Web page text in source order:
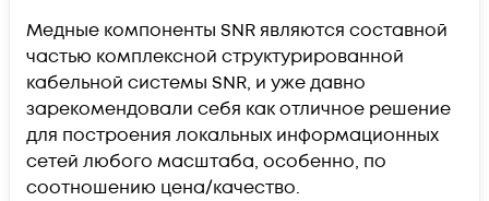
Медные компоненты SNR являются составной
частью комплексной структурированной
кабельной системы SNR, и уже давно
зарекомендовали себя как отличное решение
для построения локальных информационных
сетей любого масштаба, особенно, по
соотношению цена/качество.